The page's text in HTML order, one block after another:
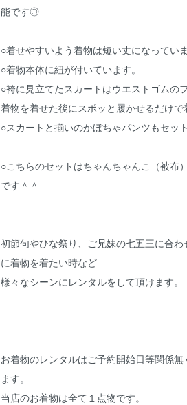
能です◎
○着せやすいよう着物は短い丈になっていま
○着物本体に紐が付いています。
○袴に見立てたスカートはウエストゴムの
着物を着せた後にスポッと履かせるだけで
○スカートと揃いのかぼちゃパンツもセット
○こちらのセットはちゃんちゃんこ（被布
です＾＾
初節句やひな祭り、ご兄妹の七五三に合
に着物を着たい時など
様々なシーンにレンタルをして頂けます。
お着物のレンタルはご予約開始日等関係無
ます。
当店のお着物は全て１点物です。